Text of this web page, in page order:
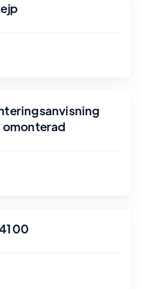
omonterad